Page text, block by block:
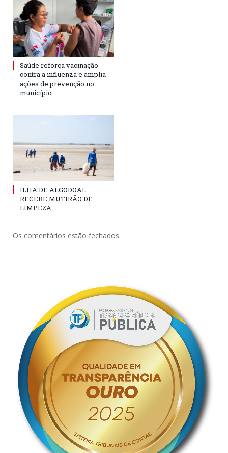
Saúde reforça vacinação
contra a influenza e amplia
ações de prevenção no
município
ILHA DE ALGODOAL
RECEBE MUTIRÃO DE
LIMPEZA
Os comentários estão fechados.